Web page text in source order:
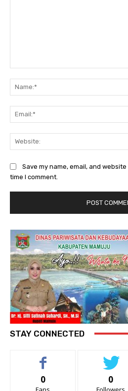
Save my name, email, and
time I comment.
STAY CONNECTED
0 0